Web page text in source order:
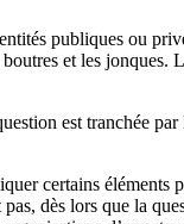
publiques ou
et les
est tranchée
certains
dès lors que la